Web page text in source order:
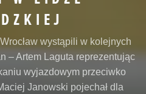
wystąpili w kolejnych
– Artem Laguta reprezentując
wyjazdowym przeciwko
Janowski pojechał dla